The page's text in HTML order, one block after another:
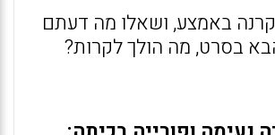
באמצע, ושאלו מה דעתם
בסרט, מה הולך לקרות?